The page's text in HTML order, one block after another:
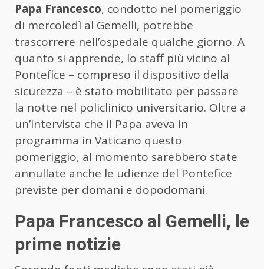
Papa Francesco, condotto nel pomeriggio
di mercoledì al Gemelli, potrebbe
trascorrere nell’ospedale qualche giorno. A
quanto si apprende, lo staff più vicino al
Pontefice – compreso il dispositivo della
sicurezza – è stato mobilitato per passare
la notte nel policlinico universitario. Oltre a
un’intervista che il Papa aveva in
programma in Vaticano questo
pomeriggio, al momento sarebbero state
annullate anche le udienze del Pontefice
previste per domani e dopodomani.
Papa Francesco al Gemelli, le
prime notizie